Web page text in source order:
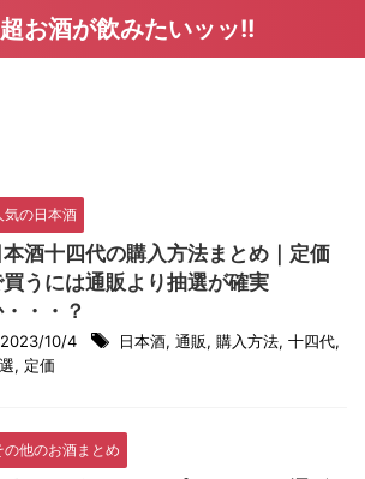
超お酒が飲みたいッッ!!
気の日本酒
本酒十四代の購入方法まとめ｜定価
うには通販より抽選が確実
・・？
2023/10/4 日本酒, 通販, 購入方法, 十四代,
, 定価
の他のお酒まとめ